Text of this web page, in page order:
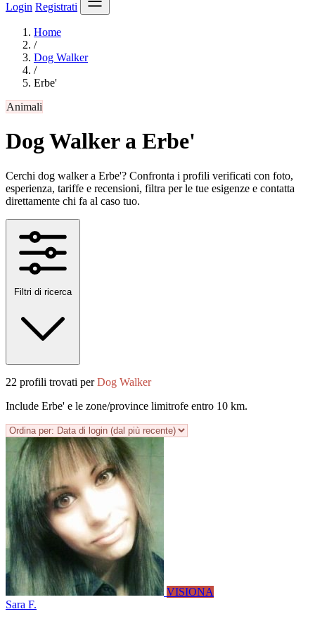
Login Registrati
Home
/
Dog Walker
/
Erbe'
Animali
Dog Walker a Erbe'
Cerchi dog walker a Erbe'? Confronta i profili verificati con foto,
esperienza, tariffe e recensioni, filtra per le tue esigenze e contatta
direttamente chi fa al caso tuo.
Filtri di ricerca
22 profili trovati perDog Walker
Include Erbe' e le zone/province limitrofe entro 10 km.
VISIONA
Sara F.